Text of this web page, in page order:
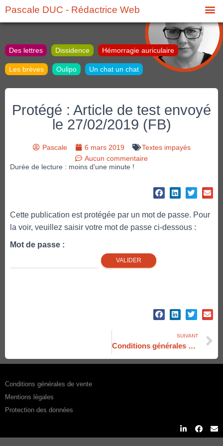
Pascale DUC - Rédactrice Web
Des lettres Dissidence Hémorragie auriculaire
Les brèves Oulipo Un chat un chat
Protégé : Article de test envoyé
le 27/02/2019 (FB)
Pascale 6 mars 2019
Textes impayés
Aucun commentaire
Durée de lecture : moins d'une minute !
Cette publication est protégée par un mot de passe. Pour
la voir, veuillez saisir votre mot de passe ci-dessous :
Mot de passe :
SUIVANT
Conditions générales de vente
Conditions générales de vente
Mentions légales
Protection des données